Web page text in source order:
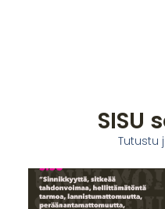
SISU
Tutustu